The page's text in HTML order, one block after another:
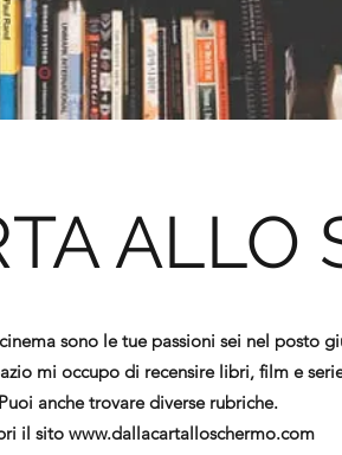
ALLO
sono le tue passioni sei nel posto
mi occupo di recensire libri, film e
Puoi anche trovare diverse rubriche.
il sito www.dallacartalloschermo.com